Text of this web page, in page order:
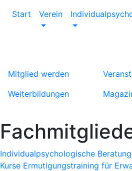
Start Verein
Mitglied werden
Weiterbildungen
Individualpsychologische Beratung
Kurse Ermutigungstraining für